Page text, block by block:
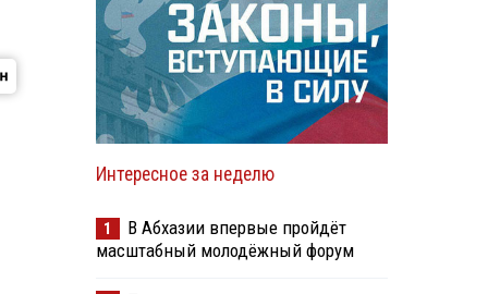
Интересное за неделю
1
В Абхазии впервые пройдёт
масштабный молодёжный форум